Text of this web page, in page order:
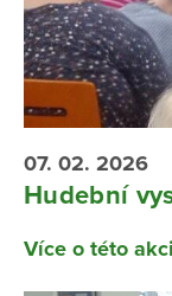
07. 02. 2026
Hudební
Více o této akci